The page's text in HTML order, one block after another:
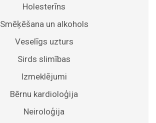
Holesterīns
Smēķēšana un alkohols
Veselīgs uzturs
Sirds slimības
Izmeklējumi
Bērnu kardioloģija
Neiroloģija